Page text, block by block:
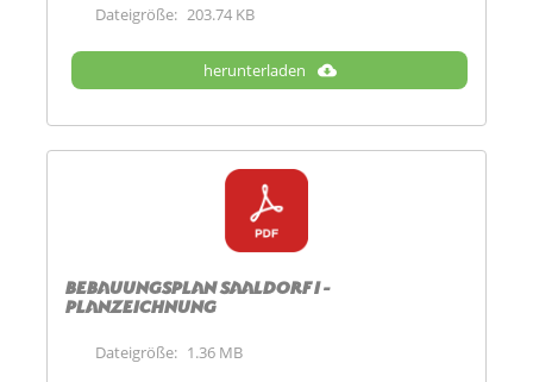
Dateigröße: 203.74 KB
herunterladen
Bebauungsplan Saaldorf I -
Planzeichnung
Dateigröße: 1.36 MB